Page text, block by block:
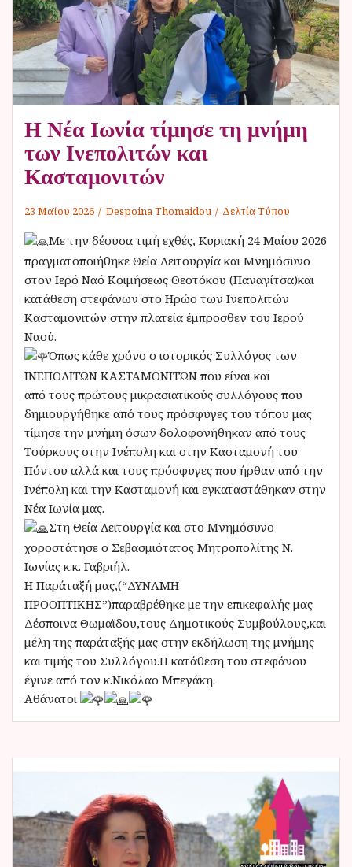
Η Νέα Ιωνία τίμησε τη μνήμη
των Ινεπολιτών και
Κασταμονιτών
23 Μαΐου 2026 Despoina Thomaidou Δελτία Τύπου
Με την δέουσα τιμή εχθές, Κυριακή 24 Μαίου 2026
πραγματοποιήθηκε Θεία Λειτουργία και Μνημόσυνο
στον Ιερό Ναό Κοιμήσεως Θεοτόκου (Παναγίτσα)και
κατάθεση στεφάνων στο Ηρώο των Ινεπολιτών
Κασταμονιτών στην πλατεία έμπροσθεν του Ιερού
Ναού.
Όπως κάθε χρόνο ο ιστορικός Συλλόγος των
ΙΝΕΠΟΛΙΤΏΝ ΚΑΣΤΑΜΟΝΙΤΏΝ που είναι και
από τους πρώτους μικρασιατικούς συλλόγους που
δημιουργήθηκε από τους πρόσφυγες του τόπου μας
τίμησε την μνήμη όσων δολοφονήθηκαν από τους
Τούρκους στην Ινέπολη και στην Κασταμονή του
Πόντου αλλά και τους πρόσφυγες που ήρθαν από την
Ινέπολη και την Κασταμονή και εγκαταστάθηκαν στην
Νέα Ιωνία μας.
Στη Θεία Λειτουργία και στο Μνημόσυνο
χοροστάτησε ο Σεβασμιότατος Μητροπολίτης Ν.
Ιωνίας κ.κ. Γαβριήλ.
Η Παράταξή μας,(“ΔΥΝΑΜΗ
ΠΡΟΟΠΤΙΚΗΣ”)παραβρέθηκε με την επικεφαλής μας
Δέσποινα Θωμαϊδου,τους Δημοτικούς Συμβούλους,και
μέλη της παράταξής μας στην εκδήλωση της μνήμης
και τιμής του Συλλόγου.Η κατάθεση του στεφάνου
έγινε από τον κ.Νικόλαο Μπεγάκη.
Αθάνατοι